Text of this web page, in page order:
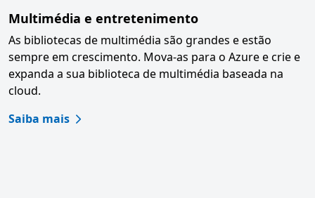
Multimédia e entretenimento
As bibliotecas de multimédia são grandes e estão
sempre em crescimento. Mova-as para o Azure e crie e
expanda a sua biblioteca de multimédia baseada na
cloud.
Saiba mais